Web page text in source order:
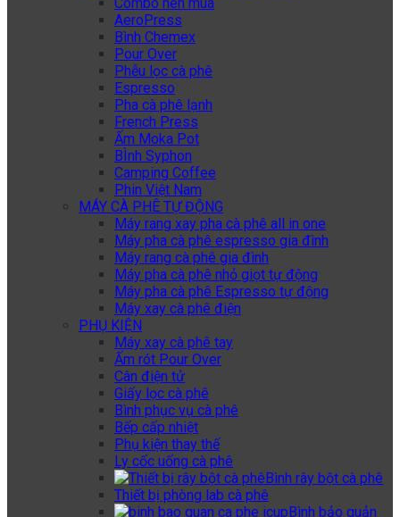
AeroPress
Bình Chemex
Pour Over
Phễu lọc cà phê
Espresso
Pha cà phê lạnh
French Press
Ấm Moka Pot
BÌnh Syphon
Camping Coffee
Phin Việt Nam
MÁY CÀ PHÊ TỰ ĐỘNG
Máy rang xay pha cà phê all in one
Máy pha cà phê espresso gia đình
Máy rang cà phê gia đình
Máy pha cà phê nhỏ giọt tự động
Máy pha cà phê Espresso tự động
Máy xay cà phê điện
PHỤ KIỆN
Máy xay cà phê tay
Ấm rót Pour Over
Cân điện tử
Giấy lọc cà phê
Bình phục vụ cà phê
Bếp cấp nhiệt
Phụ kiện thay thế
Ly cốc uống cà phê
Bình rây bột cà phê
Thiết bị phòng lab cà phê
Bình bảo quản